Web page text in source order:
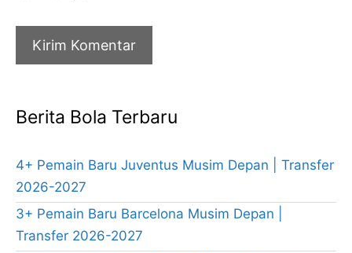
Berita Bola Terbaru
4+ Pemain Baru Juventus Musim Depan | Transfer
2026-2027
3+ Pemain Baru Barcelona Musim Depan |
Transfer 2026-2027